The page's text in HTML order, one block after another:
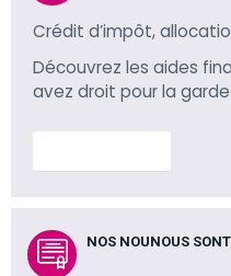
Crédit d’impôt,
Découvrez les aides
avez droit pour la
NOS NOUNOUS